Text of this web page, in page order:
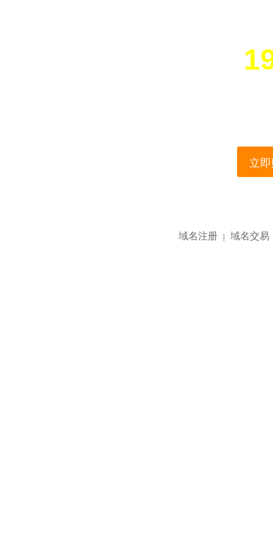
立
域名注册 | 域名交易